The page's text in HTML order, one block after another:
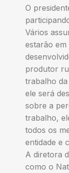
O
Vários
estarão
produtor
trabalho da
ele será
sobre a
trabalho,
todos os
entidade e
A diretora
como o